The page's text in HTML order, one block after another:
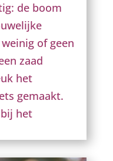
de boom
of geen
zaad
het
gemaakt.
het